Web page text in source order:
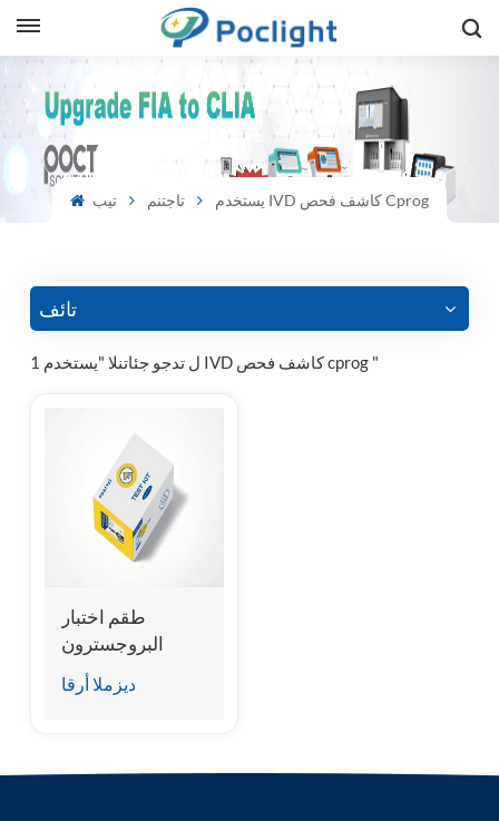
تيب تاجتنم يستخدم IVD كاشف فحص Cprog
تائف
1 ل تدجو جئاتنلا "يستخدم IVD كاشف فحص cprog "
طقم اختبار
البروجسترون
البيطري (cprog /
fprog)
ديزملا أرقا